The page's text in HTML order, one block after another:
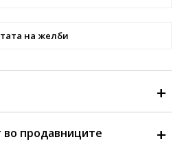
на желби
во продавниците